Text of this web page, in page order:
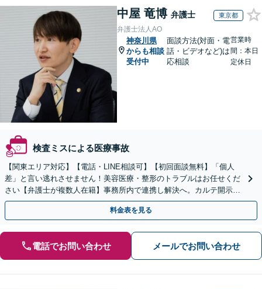
中屋 竜博 弁護士 東京都
弁護士法人AO
神奈川県
からも相談
受付中
面談方法(対面・電
話・ビデオなど)は
応相談
営業時
間：本日
定休日
検査ミスによる医療事故
【関東エリア対応】【電話・LINE相談可】【初回面談無料】「個人
差」と言い逃れさせません！美容医療・整形のトラブルはお任せくだ
さい【弁護士が複数人在籍】事務所内で連携し解決へ。カルテ開示や
返金・賠償請求をサポートいたします【休日夜間面談可】
料金表を見る
電話でお問い合わせ メールでお問い合わせ